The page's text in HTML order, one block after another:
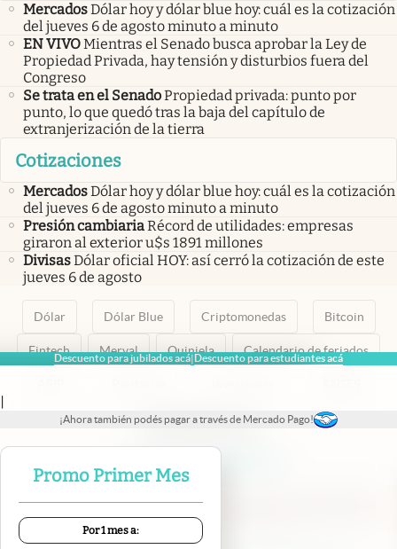
Descuento para jubilados acá|Descuento para estudiantes acá
|
¡Ahora también podés pagar a través de Mercado Pago!
Promo Primer Mes
Por 1 mes a:
MercadosDólar hoy y dólar blue hoy: cuál es la cotización
del jueves 6 de agosto minuto a minuto
EN VIVOMientras el Senado busca aprobar la Ley de
Propiedad Privada, hay tensión y disturbios fuera del
Congreso
Se trata en el SenadoPropiedad privada: punto por
punto, lo que quedó tras la baja del capítulo de
extranjerización de la tierra
Cotizaciones
MercadosDólar hoy y dólar blue hoy: cuál es la cotización
del jueves 6 de agosto minuto a minuto
Presión cambiariaRécord de utilidades: empresas
giraron al exterior u$s 1891 millones
DivisasDólar oficial HOY: así cerró la cotización de este
jueves 6 de agosto
Dólar Dólar Blue Criptomonedas Bitcoin
Fintech Merval Quiniela Calendario de feriados
abre en nueva pestaña
abre en nueva pestaña
abre en nueva pestaña
abre en nueva pestaña
abre en nueva pestaña